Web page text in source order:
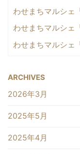
わせまちマルシェ
わせまちマルシェ
わせまちマルシェ
ARCHIVES
2026年3月
2025年5月
2025年4月